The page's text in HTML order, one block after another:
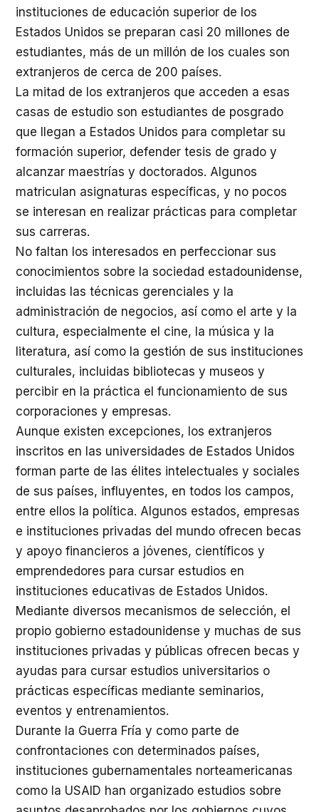
instituciones de educación superior de los
Estados Unidos se preparan casi 20 millones de
estudiantes, más de un millón de los cuales son
extranjeros de cerca de 200 países.
La mitad de los extranjeros que acceden a esas
casas de estudio son estudiantes de posgrado
que llegan a Estados Unidos para completar su
formación superior, defender tesis de grado y
alcanzar maestrías y doctorados. Algunos
matriculan asignaturas específicas, y no pocos
se interesan en realizar prácticas para completar
sus carreras.
No faltan los interesados en perfeccionar sus
conocimientos sobre la sociedad estadounidense,
incluidas las técnicas gerenciales y la
administración de negocios, así como el arte y la
cultura, especialmente el cine, la música y la
literatura, así como la gestión de sus instituciones
culturales, incluidas bibliotecas y museos y
percibir en la práctica el funcionamiento de sus
corporaciones y empresas.
Aunque existen excepciones, los extranjeros
inscritos en las universidades de Estados Unidos
forman parte de las élites intelectuales y sociales
de sus países, influyentes, en todos los campos,
entre ellos la política. Algunos estados, empresas
e instituciones privadas del mundo ofrecen becas
y apoyo financieros a jóvenes, científicos y
emprendedores para cursar estudios en
instituciones educativas de Estados Unidos.
Mediante diversos mecanismos de selección, el
propio gobierno estadounidense y muchas de sus
instituciones privadas y públicas ofrecen becas y
ayudas para cursar estudios universitarios o
prácticas específicas mediante seminarios,
eventos y entrenamientos.
Durante la Guerra Fría y como parte de
confrontaciones con determinados países,
instituciones gubernamentales norteamericanas
como la USAID han organizado estudios sobre